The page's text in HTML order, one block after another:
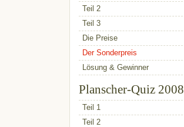
Teil 2
Teil 3
Die Preise
Der Sonderpreis
Lösung & Gewinner
Planscher-Quiz 2008
Teil 1
Teil 2